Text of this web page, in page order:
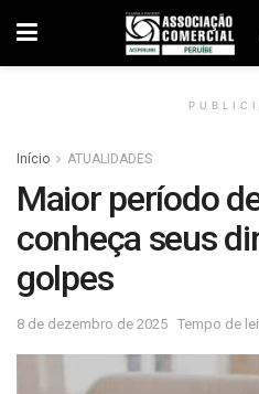
Início ATUALIDADES
Maior período
conheça seus
golpes
8 de dezembro de 2025 Tempo de